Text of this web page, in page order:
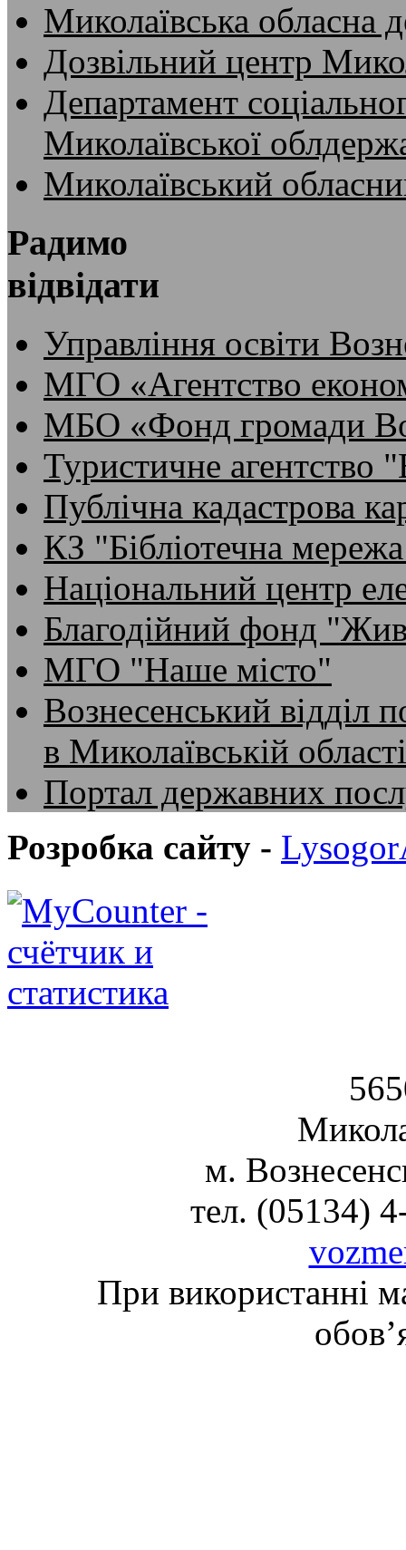
Миколаївська обласна
Дозвільний центр
Департамент
Миколаївської
Миколаївський
Радимо
відвідати
Управління освіти
МГО «Агентство
МБО «Фонд громади
Туристичне агентство
Публічна кадастрова
КЗ "Бібліотечна
Національний центр
Благодійний фонд
МГО "Наше місто"
Вознесенський відділ
в Миколаївській області
Портал державних
Розробка сайту -
м.
тел. (05134)
При використанні